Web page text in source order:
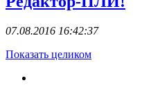
07.08.2016 16:42:37
Показать целиком